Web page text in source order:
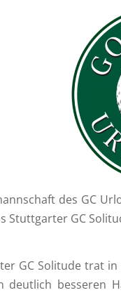
des GC
Stuttgarter GC
GC Solitude trat in
deutlich besseren